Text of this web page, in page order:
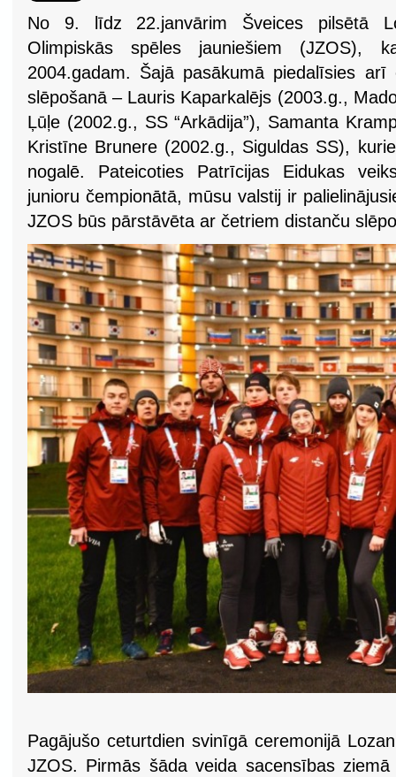
No 9. līdz 22.janvārim Šveices pilsētā
Olimpiskās spēles jauniešiem (JZOS),
2004.gadam. Šajā pasākumā piedalīsies
slēpošanā – Lauris Kaparkalējs (2003.g.,
Ļūļe (2002.g., SS “Arkādija”), Samanta
Kristīne Brunere (2002.g., Siguldas SS),
nogalē. Pateicoties Patrīcijas Eidukas
junioru čempionātā, mūsu valstij ir
JZOS būs pārstāvēta ar četriem distanču
Pagājušo ceturtdien svinīgā ceremonijā
JZOS. Pirmās šāda veida sacensības